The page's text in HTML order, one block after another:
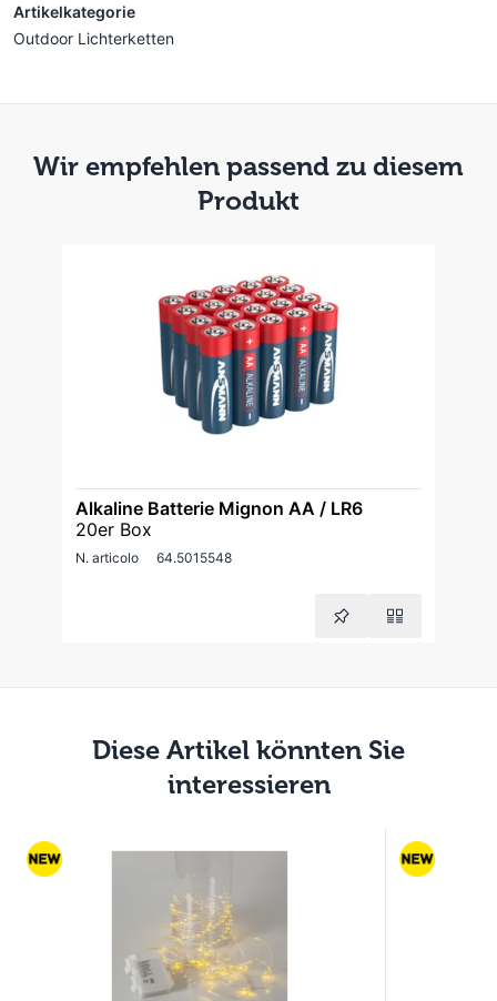
Artikelkategorie
Outdoor Lichterketten
Wir empfehlen passend zu diesem
Produkt
Alkaline Batterie Mignon AA / LR6
20er Box
N. articolo 64.5015548
Diese Artikel könnten Sie
interessieren